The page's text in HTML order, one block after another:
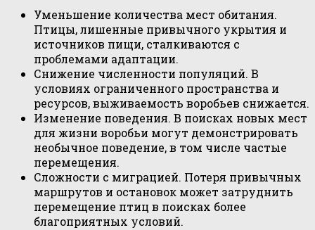
Уменьшение количества мест обитания.
Птицы, лишенные привычного укрытия и
источников пищи, сталкиваются с
проблемами адаптации.
Снижение численности популяций. В
условиях ограниченного пространства и
ресурсов, выживаемость воробьев снижается.
Изменение поведения. В поисках новых мест
для жизни воробьи могут демонстрировать
необычное поведение, в том числе частые
перемещения.
Сложности с миграцией. Потеря привычных
маршрутов и остановок может затруднить
перемещение птиц в поисках более
благоприятных условий.